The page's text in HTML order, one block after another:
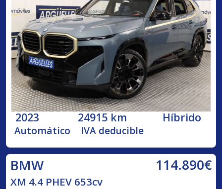
2023 24915 km Híbrido
Automático IVA deducible
BMW 114.890€
XM 4.4 PHEV 653cv